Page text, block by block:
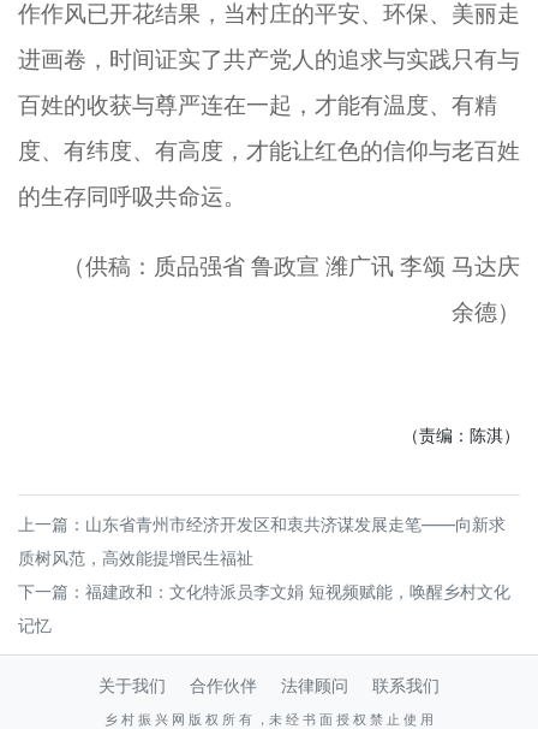
作作风已开花结果，当村庄的平安、环保、美丽走
进画卷，时间证实了共产党人的追求与实践只有与
百姓的收获与尊严连在一起，才能有温度、有精
度、有纬度、有高度，才能让红色的信仰与老百姓
的生存同呼吸共命运。
（供稿：质品强省 鲁政宣 潍广讯 李颂 马达庆
余德）
（责编：陈淇）
上一篇： 山东省青州市经济开发区和衷共济谋发展走笔——向新求
质树风范，高效能提增民生福祉
下一篇： 福建政和：文化特派员李文娟 短视频赋能，唤醒乡村文化
记忆
关于我们 合作伙伴 法律顾问 联系我们
乡 村 振 兴 网 版 权 所 有 ，未 经 书 面 授 权 禁 止 使 用